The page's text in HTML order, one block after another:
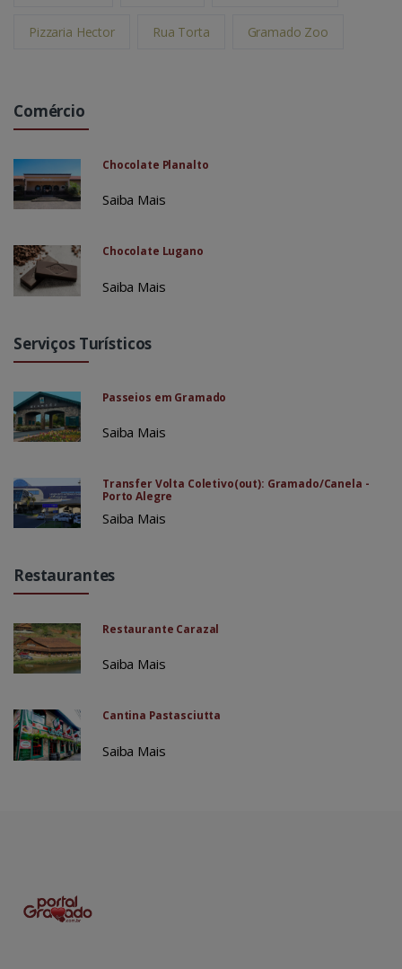
Pizzaria Hector Rua Torta Gramado Zoo
Comércio
Chocolate Planalto
Saiba Mais
Chocolate Lugano
Saiba Mais
Serviços Turísticos
Passeios em Gramado
Saiba Mais
Transfer Volta Coletivo(out): Gramado/Canela -
Porto Alegre
Saiba Mais
Restaurantes
Restaurante Carazal
Saiba Mais
Cantina Pastasciutta
Saiba Mais